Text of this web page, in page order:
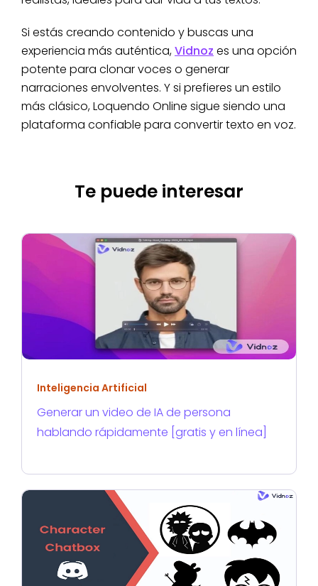
Si estás creando contenido y buscas una
experiencia más auténtica,Vidnoz es una opción
potente para clonar voces o generar
narraciones envolventes. Y si prefieres un estilo
más clásico, Loquendo Online sigue siendo una
plataforma confiable para convertir texto en voz.
Te puede interesar
Inteligencia Artificial
Generar un video de IA de persona
hablando rápidamente [gratis y en línea]